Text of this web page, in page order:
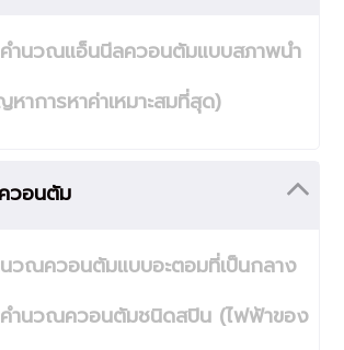
ำนวณแอ็นนีลควอนตัมแบบสภาพนำ
าการหาค่าเหมาะสมที่สุด)
วอนตัม
วณควอนตัมแบบอะตอมที่เป็นกลาง
คำนวณควอนตัมชนิดสปิน (ไฟฟ้าของ